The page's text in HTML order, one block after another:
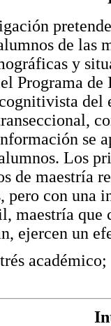
de las
y
Programa
del
se
Los
de maestría
pero con una
maestría
ejercen un